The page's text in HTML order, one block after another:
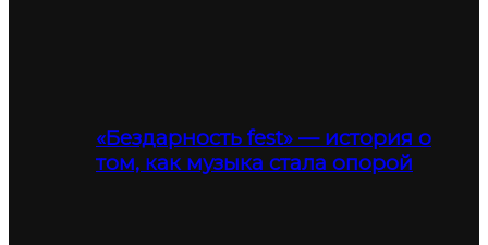
«Бездарность fest» — история о
том, как музыка стала опорой